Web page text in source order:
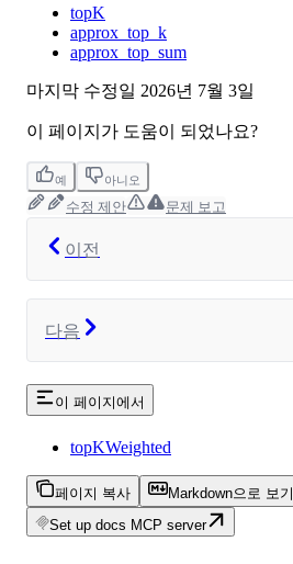
topK
approx_top_k
approx_top_sum
마지막 수정일 2026년 7월 3일
이 페이지가 도움이 되었나요?
예 아니오
수정 제안 문제 보고
이전
다음
이 페이지에서
topKWeighted
페이지 복사 Markdown으로 보기
Set up docs MCP server